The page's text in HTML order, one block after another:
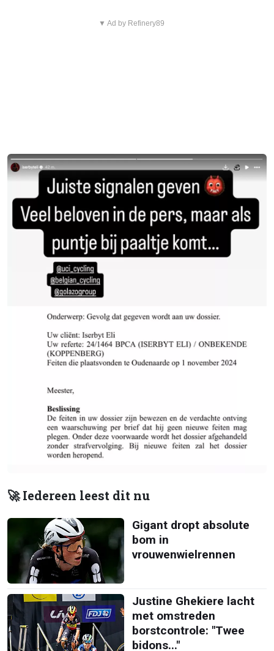
▼ Ad by Refinery89
🚀 Iedereen leest dit nu
Gigant dropt absolute
bom in
vrouwenwielrennen
Justine Ghekiere lacht
met omstreden
borstcontrole: "Twee
bidons..."